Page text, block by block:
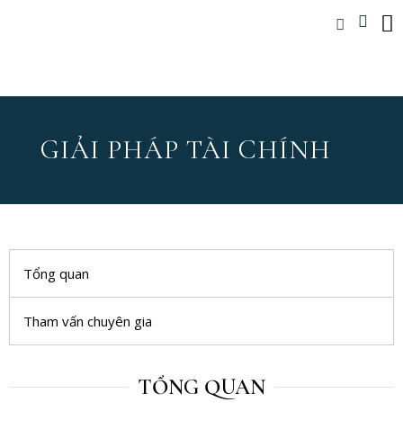
GIẢI PHÁP TÀI CHÍNH
Tổng quan
Tham vấn chuyên gia
TỔNG QUAN